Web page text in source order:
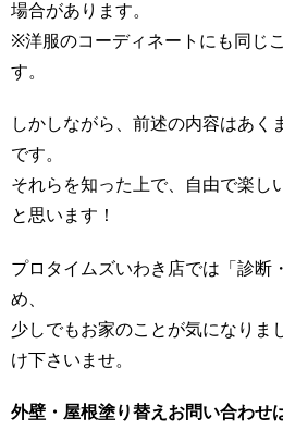
場合があります。
※洋服のコーディネートにも同じ
す。
しかしながら、前述の内容はあく
です。
それらを知った上で、自由で楽し
と思います！
プロタイムズいわき店では「診断
め、
少しでもお家のことが気になりま
け下さいませ。
外壁・屋根塗り替えお問い合わせ